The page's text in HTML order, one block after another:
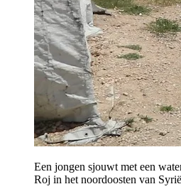
Een jongen sjouwt met een
Roj in het noordoosten van